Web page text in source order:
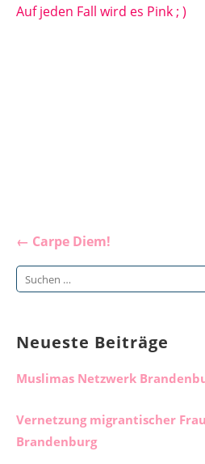
Auf jeden Fall wird es Pink ; )
Beitragsnavigation
← Carpe Diem!
Suchen
Neueste Beiträge
Muslimas Netzwerk
Vernetzung migrantischer
Brandenburg